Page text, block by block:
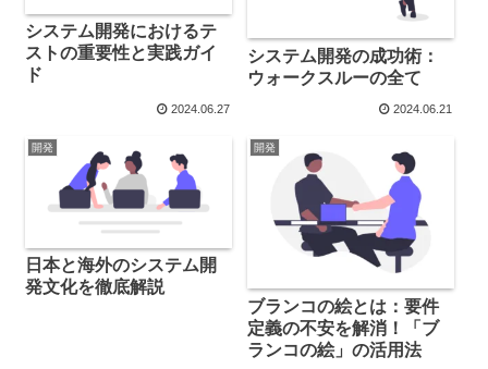
システム開発におけるテ
ストの重要性と実践ガイ
ド
2024.06.27
システム開発の成功術：
ウォークスルーの全て
2024.06.21
開発
日本と海外のシステム開
発文化を徹底解説
開発
ブランコの絵とは：要件
定義の不安を解消！「ブ
ランコの絵」の活用法